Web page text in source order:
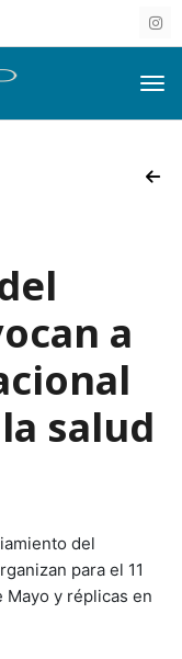
a
salud
del
para el 11
Mayo y réplicas en